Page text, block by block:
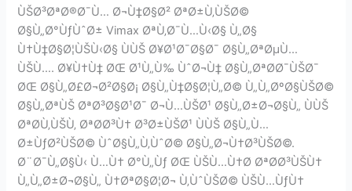
ÙŠØ³ØªØ®Ø¯Ù… Ø¬Ù‡Ø§Ø² ØªØ±Ù‚ÙŠØ©
Ø§Ù„Ø°ÙƒÙˆØ± Vimax ØªÙ‚Ø¯Ù…Ù‹Ø§ Ù„Ø§
Ù†Ù‡Ø§Ø¦ÙŠÙ‹Ø§ ÙÙŠ Ø¥Ø¹Ø¯Ø§Ø¯ Ø§Ù„ØªØµÙ…
ÙŠÙ…. Ø¥Ù†Ù‡ ØŒ Ø¹Ù„Ù‰ ÙˆØ¬Ù‡ Ø§Ù„ØªØ­Ø¯ÙŠØ¯
ØŒ Ø§Ù„Ø£Ø¬Ø²Ø§Ø¡ Ø§Ù„Ù‡Ø§Ø¦Ù„Ø© Ù„Ù„ØºØ§ÙŠØ©
Ø§Ù„ØªÙŠ ØªØ³Ø§Ø¹Ø¯ Ø¬Ù…ÙŠØ¹ Ø§Ù„Ø±Ø¬Ø§Ù„ ÙÙŠ
ØªØ­Ù‚ÙŠÙ‚ ØªØ­Ø³Ù† Ø³Ø±ÙŠØ¹ ÙÙŠ Ø§Ù„Ù…
Ø±ÙƒØ²ÙŠØ© ÙˆØ§Ù„Ù‚ÙˆØ© Ø§Ù„Ø¬Ù†Ø³ÙŠØ©.
Ø¨Ø¯Ù„Ø§Ù‹ Ù…Ù† Ø°Ù„Ùƒ ØŒ ÙŠÙ…Ù†Ø­ ØªØ­Ø³ÙŠÙ†
Ù„Ù„Ø±Ø¬Ø§Ù„ Ù†ØªØ§Ø¦Ø¬ Ù‚ÙˆÙŠØ© ÙŠÙ…ÙƒÙ†